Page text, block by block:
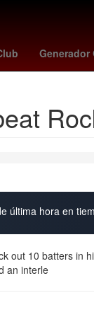
Generador
Perú Pago
última hora en
out 10 batters in
an interle